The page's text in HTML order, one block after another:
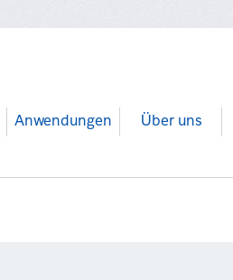
Anwendungen Über uns